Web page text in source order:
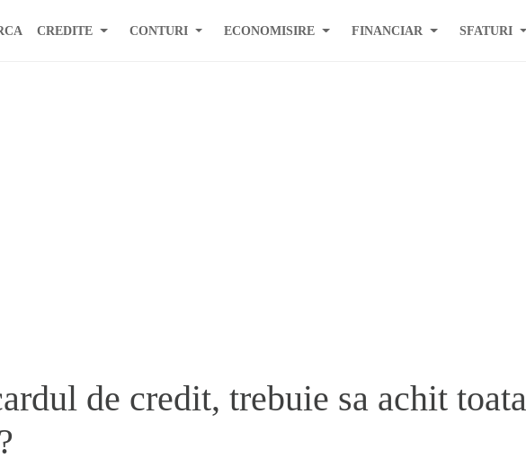
CREDITE CONTURI ECONOMISIRE FINANCIAR SFATURI
de credit, trebuie sa achit toata